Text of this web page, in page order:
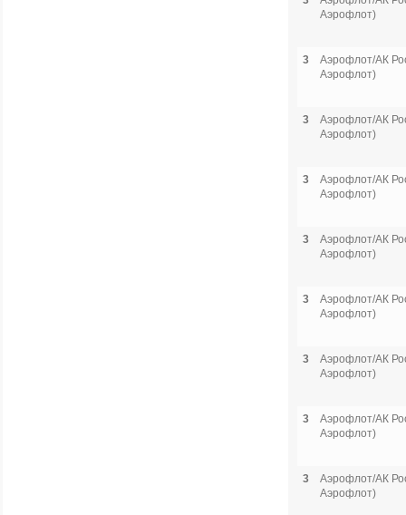
Аэрофлот)
3
Аэрофлот/АК
Аэрофлот)
3
Аэрофлот/АК
Аэрофлот)
3
Аэрофлот/АК
Аэрофлот)
3
Аэрофлот/АК
Аэрофлот)
3
Аэрофлот/АК
Аэрофлот)
3
Аэрофлот/АК
Аэрофлот)
3
Аэрофлот/АК
Аэрофлот)
3
Аэрофлот/АК
Аэрофлот)